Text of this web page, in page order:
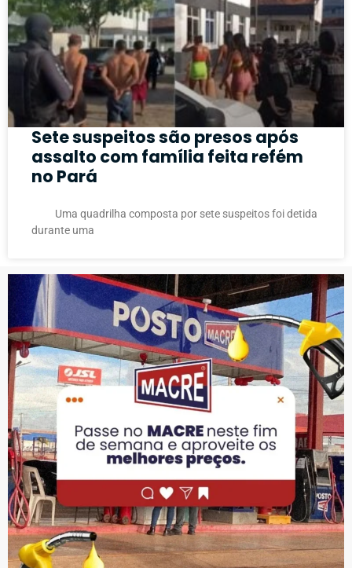
Sete suspeitos são presos após
assalto com família feita refém
no Pará
Uma quadrilha composta por sete suspeitos foi detida
durante uma
PUBLICIDADE